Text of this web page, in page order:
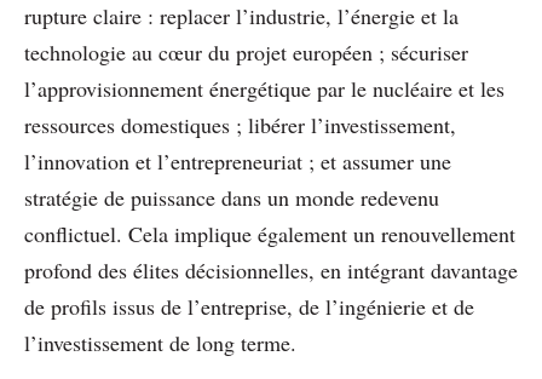
rupture claire : replacer l’industrie, l’énergie et la
technologie au cœur du projet européen ; sécuriser
l’approvisionnement énergétique par le nucléaire et les
ressources domestiques ; libérer l’investissement,
l’innovation et l’entrepreneuriat ; et assumer une
stratégie de puissance dans un monde redevenu
conflictuel. Cela implique également un renouvellement
profond des élites décisionnelles, en intégrant davantage
de profils issus de l’entreprise, de l’ingénierie et de
l’investissement de long terme.